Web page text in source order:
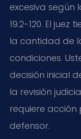
excesiva según
19.2-120. El
la cantidad de
condiciones.
decisión inicial
la revisión
requiere
defensor.